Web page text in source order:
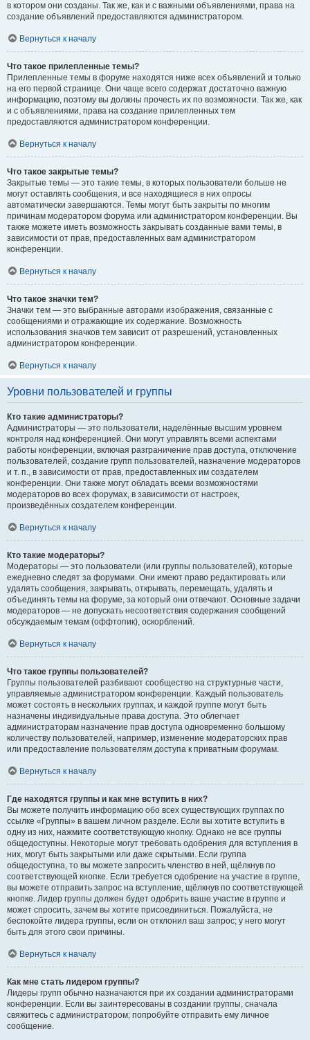
в котором они созданы. Так же, как и с важными объявлениями, права на
создание объявлений предоставляются администратором.
Вернуться к началу
Что такое прилепленные темы?
Прилепленные темы в форуме находятся ниже всех объявлений и только
на его первой странице. Они чаще всего содержат достаточно важную
информацию, поэтому вы должны прочесть их по возможности. Так же, как
и с объявлениями, права на создание прилепленных тем
предоставляются администратором конференции.
Вернуться к началу
Что такое закрытые темы?
Закрытые темы — это такие темы, в которых пользователи больше не
могут оставлять сообщения, и все находящиеся в них опросы
автоматически завершаются. Темы могут быть закрыты по многим
причинам модератором форума или администратором конференции. Вы
также можете иметь возможность закрывать созданные вами темы, в
зависимости от прав, предоставленных вам администратором
конференции.
Вернуться к началу
Что такое значки тем?
Значки тем — это выбранные авторами изображения, связанные с
сообщениями и отражающие их содержание. Возможность
использования значков тем зависит от разрешений, установленных
администратором конференции.
Вернуться к началу
Уровни пользователей и группы
Кто такие администраторы?
Администраторы — это пользователи, наделённые высшим уровнем
контроля над конференцией. Они могут управлять всеми аспектами
работы конференции, включая разграничение прав доступа, отключение
пользователей, создание групп пользователей, назначение модераторов
и т. п., в зависимости от прав, предоставленных им создателем
конференции. Они также могут обладать всеми возможностями
модераторов во всех форумах, в зависимости от настроек,
произведённых создателем конференции.
Вернуться к началу
Кто такие модераторы?
Модераторы — это пользователи (или группы пользователей), которые
ежедневно следят за форумами. Они имеют право редактировать или
удалять сообщения, закрывать, открывать, перемещать, удалять и
объединять темы на форуме, за который они отвечают. Основные задачи
модераторов — не допускать несоответствия содержания сообщений
обсуждаемым темам (оффтопик), оскорблений.
Вернуться к началу
Что такое группы пользователей?
Группы пользователей разбивают сообщество на структурные части,
управляемые администратором конференции. Каждый пользователь
может состоять в нескольких группах, и каждой группе могут быть
назначены индивидуальные права доступа. Это облегчает
администраторам назначение прав доступа одновременно большому
количеству пользователей, например, изменение модераторских прав
или предоставление пользователям доступа к приватным форумам.
Вернуться к началу
Где находятся группы и как мне вступить в них?
Вы можете получить информацию обо всех существующих группах по
ссылке «Группы» в вашем личном разделе. Если вы хотите вступить в
одну из них, нажмите соответствующую кнопку. Однако не все группы
общедоступны. Некоторые могут требовать одобрения для вступления в
них, могут быть закрытыми или даже скрытыми. Если группа
общедоступна, то вы можете запросить членство в ней, щёлкнув по
соответствующей кнопке. Если требуется одобрение на участие в группе,
вы можете отправить запрос на вступление, щёлкнув по соответствующей
кнопке. Лидер группы должен будет одобрить ваше участие в группе и
может спросить, зачем вы хотите присоединиться. Пожалуйста, не
беспокойте лидера группы, если он отклонил ваш запрос; у него могут
быть для этого свои причины.
Вернуться к началу
Как мне стать лидером группы?
Лидеры групп обычно назначаются при их создании администраторами
конференции. Если вы заинтересованы в создании группы, сначала
свяжитесь с администратором; попробуйте отправить ему личное
сообщение.